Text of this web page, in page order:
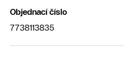
Objednací číslo
7738113835